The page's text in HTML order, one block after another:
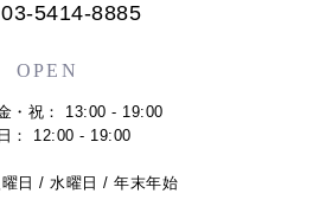
03-5414-8885
OPEN
・祝： 13:00 - 19:00
： 12:00 - 19:00
日 / 水曜日 / 年末年始